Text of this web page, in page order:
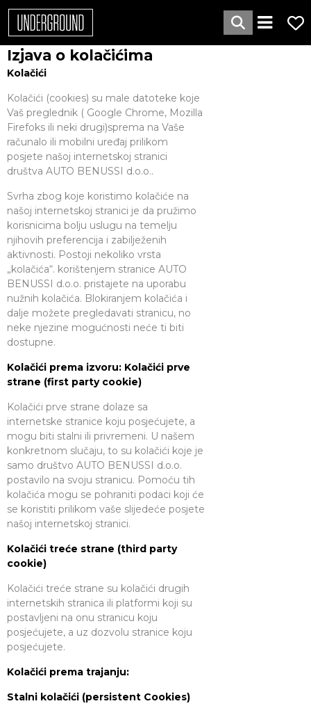
Izjava o kolačićima
Kolačići
Kolačići (cookies) su male datoteke koje
Vaš preglednik ( Google Chrome, Mozilla
Firefoks ili neki drugi)sprema na Vaše
računalo ili mobilni uređaj prilikom
posjete našoj internetskoj stranici
društva AUTO BENUSSI d.o.o..
Svrha zbog koje koristimo kolačiće na
našoj internetskoj stranici je da pružimo
korisnicima bolju uslugu na temelju
njihovih preferencija i zabilježenih
aktivnosti. Postoji nekoliko vrsta
„kolačića“. korištenjem stranice AUTO
BENUSSI d.o.o. pristajete na uporabu
nužnih kolačića. Blokiranjem kolačića i
dalje možete pregledavati stranicu, no
neke njezine mogućnosti neće ti biti
dostupne.
Kolačići prema izvoru: Kolačići prve
strane (first party cookie)
Kolačići prve strane dolaze sa
internetske stranice koju posjećujete, a
mogu biti stalni ili privremeni. U našem
konkretnom slučaju, to su kolačići koje je
samo društvo AUTO BENUSSI d.o.o.
postavilo na svoju stranicu. Pomoću tih
kolačića mogu se pohraniti podaci koji će
se koristiti prilikom vaše slijedeće posjete
našoj internetskoj stranici.
Kolačići treće strane (third party
cookie)
Kolačići treće strane su kolačići drugih
internetskih stranica ili platformi koji su
postavljeni na onu stranicu koju
posjećujete, a uz dozvolu stranice koju
posjećujete.
Kolačići prema trajanju:
Stalni kolačići (persistent Cookies)